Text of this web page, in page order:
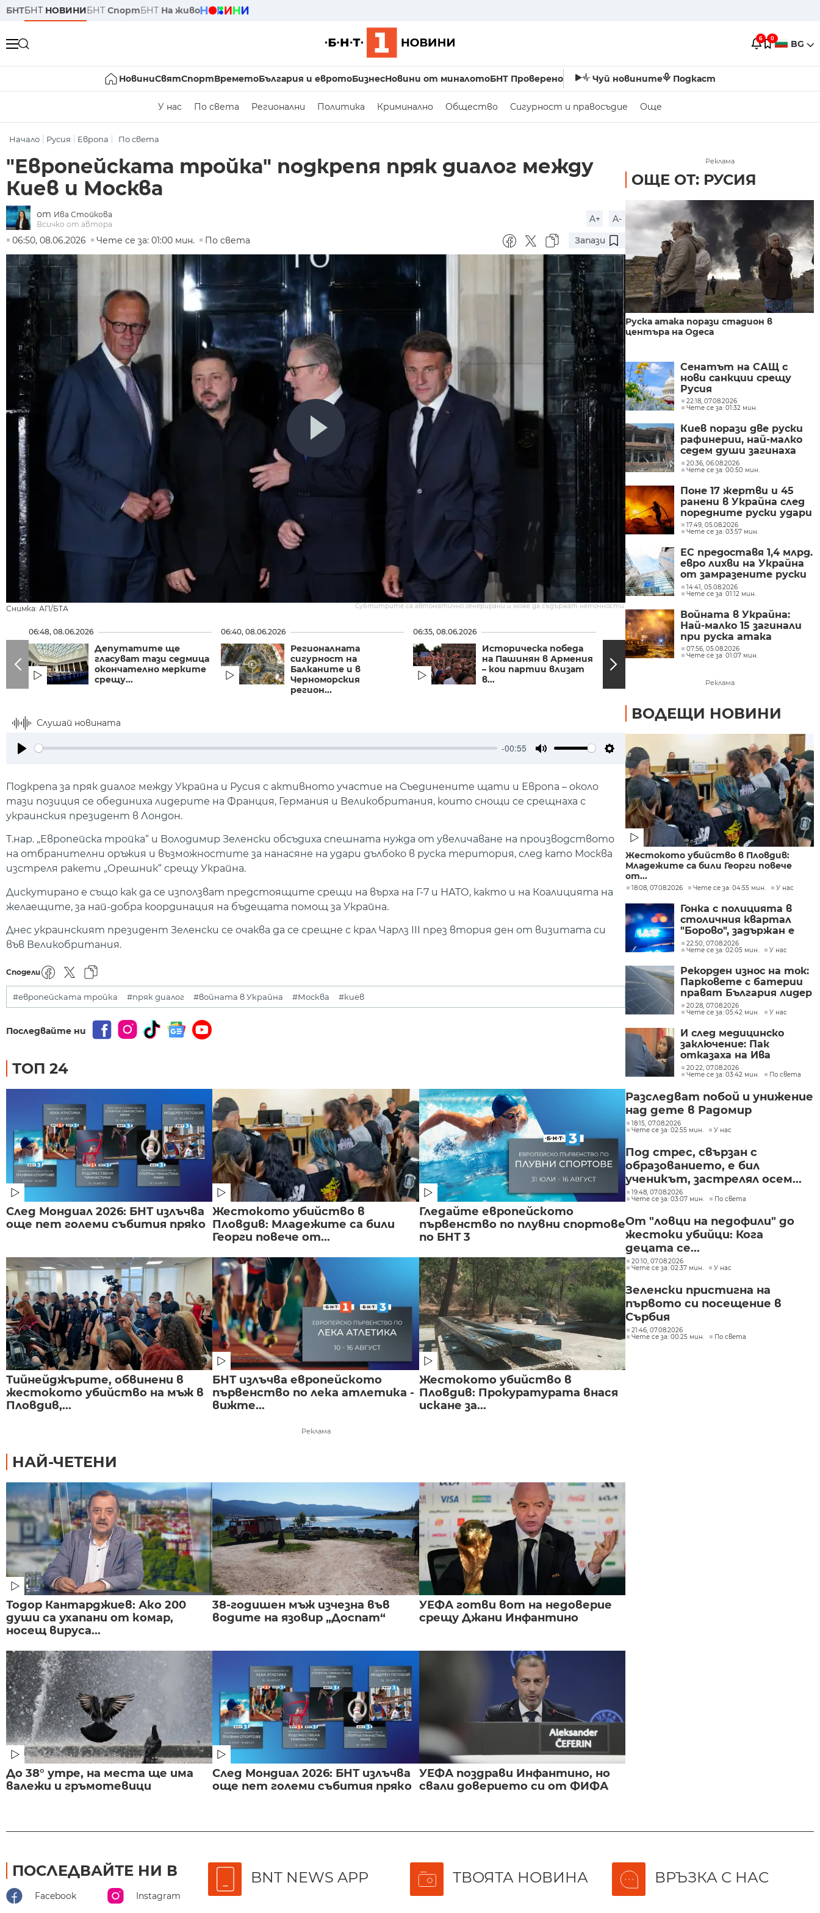
БНТБНТ НОВИНИБНТ СпортБНТ На живо
6 0 BG
НовиниСвятСпортВреметоБългария и евротоБизнесНовини от миналотоБНТ Проверено Чуй новините Подкаст
У нас По света Регионални Политика Криминално Общество Сигурност и правосъдие Още
Начало Русия Европа По света
"Европейската тройка" подкрепя пряк диалог между
Киев и Москва
от Ива Стойкова
Всичко от автора
A+
A-
06:50, 08.06.2026
Чете се за: 01:00 мин. По света Запази
Снимка: АП/БТА Субтитрите са автоматично генерирани и може да съдържат неточности.
06:48, 08.06.2026
Депутатите ще
гласуват тази седмица
окончателно мерките
срещу...
06:40, 08.06.2026
Регионалната
сигурност на
Балканите и в
Черноморския
регион...
06:35, 08.06.2026
Историческа победа
на Пашинян в Армения
– кои партии влизат
в...
06:30, 08.06.2026
Спортни новини
08.06.2026 г., 06:30
Слушай новината
-00:55
Settings
Подкрепа за пряк диалог между Украйна и Русия с активното участие на Съединените щати и Европа – около
тази позиция се обединиха лидерите на Франция, Германия и Великобритания, които снощи се срещнаха с
украинския президент в Лондон.
Т.нар. „Европейска тройка“ и Володимир Зеленски обсъдиха спешната нужда от увеличаване на производството
на отбранителни оръжия и възможностите за нанасяне на удари дълбоко в руска територия, след като Москва
изстреля ракети „Орешник“ срещу Украйна.
Дискутирано е също как да се използват предстоящите срещи на върха на Г-7 и НАТО, както и на Коалицията на
желаещите, за най-добра координация на бъдещата помощ за Украйна.
Днес украинският президент Зеленски се очаква да се срещне с крал Чарлз III през втория ден от визитата си
във Великобритания.
Сподели
#европейската тройка #пряк диалог #войната в Украйна #Москва #киев
Последвайте ни
ТОП 24
След Мондиал 2026: БНТ излъчва
още пет големи събития пряко
Жестокото убийство в
Пловдив: Младежите са били
Георги повече от...
Гледайте европейското
първенство по плувни спортове
по БНТ 3
Тийнейджърите, обвинени в
жестокото убийство на мъж в
Пловдив,...
БНТ излъчва европейското
първенство по лека атлетика -
вижте...
Жестокото убийство в
Пловдив: Прокуратурата внася
искане за...
Реклама
НАЙ-ЧЕТЕНИ
Тодор Кантарджиев: Ако 200
души са ухапани от комар,
носещ вируса...
38-годишен мъж изчезна във
водите на язовир „Доспат“
УЕФА готви вот на недоверие
срещу Джани Инфантино
До 38° утре, на места ще има
валежи и гръмотевици
След Мондиал 2026: БНТ излъчва
още пет големи събития пряко
УЕФА поздрави Инфантино, но
свали доверието си от ФИФА
Реклама
ОЩЕ ОТ: РУСИЯ
Руска атака порази стадион в
центъра на Одеса
Сенатът на САЩ с
нови санкции срещу
Русия
22:18, 07.08.2026
Чете се за: 01:32 мин.
Киев порази две руски
рафинерии, най-малко
седем души загинаха
при руски удари в
Украйна
20:36, 06.08.2026
Чете се за: 00:50 мин.
Поне 17 жертви и 45
ранени в Украйна след
поредните руски удари
17:49, 05.08.2026
Чете се за: 03:57 мин.
ЕС предоставя 1,4 млрд.
евро лихви на Украйна
от замразените руски
активи
14:41, 05.08.2026
Чете се за: 01:12 мин.
Войната в Украйна:
Най-малко 15 загинали
при руска атака
07:56, 05.08.2026
Чете се за: 01:07 мин.
Реклама
ВОДЕЩИ НОВИНИ
Жестокото убийство в Пловдив:
Младежите са били Георги повече
от...
18:08, 07.08.2026 Чете се за: 04:55 мин. У нас
Гонка с полицията в
столичния квартал
"Борово", задържан е
мъж, у когото са
намерени 460 000 евро
22:50, 07.08.2026
Чете се за: 02:05 мин.
У нас
Рекорден износ на ток:
Парковете с батерии
правят България лидер
на пазара
20:28, 07.08.2026
Чете се за: 05:42 мин.
У нас
И след медицинско
заключение: Пак
отказаха на Ива
Михайлова да се лекува
в България
20:22, 07.08.2026
Чете се за: 03:42 мин.
По света
Разследват побой и унижение
над дете в Радомир
18:15, 07.08.2026
Чете се за: 02:55 мин.
У нас
Под стрес, свързан с
образованието, е бил
ученикът, застрелял осем...
19:48, 07.08.2026
Чете се за: 03:07 мин.
По света
От "ловци на педофили" до
жестоки убийци: Кога
децата се...
20:10, 07.08.2026
Чете се за: 02:37 мин.
У нас
Зеленски пристигна на
първото си посещение в
Сърбия
21:46, 07.08.2026
Чете се за: 00:25 мин.
По света
ПОСЛЕДВАЙТЕ НИ В
Facebook Instagram
BNT NEWS APP ТВОЯТА НОВИНА ВРЪЗКА С НАС